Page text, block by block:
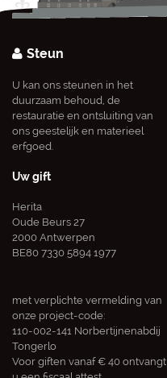
Steun
U kan ons steunen in het
duurzaam behoud, de
restauratie en ontsluiting van
ons geestelijk en materieel
erfgoed.
Uw gift
Herita
Oude Beurs 27
2000 Antwerpen
BE80 7330 5894 1977
met verplichte vermelding van
onze project-code:
110-002-141 Norbertijnenabdij
Tongerlo
Voor giften vanaf € 40 ontvangt